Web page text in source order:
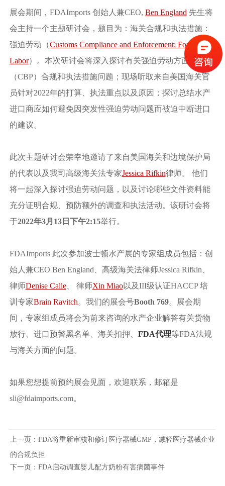
展会期间，FDAImports 创始人兼CEO, Ben England先生将
会主持一个主题研讨会，题目为：海关合规和执法措施：
强迫劳动（Customs Compliance and Enforcement: Forced
Labor）。本次研讨会将深入探讨有关强迫劳动方面的海关
（CBP）合规和执法措施问题；现场听取来自美国海关官
员针对2022年的打算、执法重点以及原因；探讨总结水产
进口商应如何避免因突发性强迫劳动问题而被迫中断进口
的建议。
此次主题研讨会荣幸地邀请了来自美国海关和边境保护局
的代表以及我司高级海关法专家Jessica Rifkin律师。 他们
将一起深入探讨强迫劳动问题，以及讨论哪些文件资料能
充分证明合规、预防额外的调查和执法活动。该研讨会将
于2022年3月13日下午2:15举行。
FDAImports 此次参加波士顿水产展的专家组成员包括：创
始人兼CEO Ben England、高级海关法律师Jessica Rifkin、
律师Denise Calle、 律师Xin Miao以及III级认证HACCP 培
训专家Brain Ravitch。我们的展会号Booth 769。展会期
间，专家组成员将会为前来咨询的水产企业解答有关货物
放行、进口预警黑名单、海关扣押、 FDA代理等FDA法规
与海关方面的问题。
如果您想提前预约展会见面，欢迎联系，邮箱是
sli@fdaimports.com。
上一页： FDA将重新审核和修订医疗器械GMP，减轻医疗器械企业
的合规负担
下一页： FDA启动调查婴儿配方奶粉有害病菌事件